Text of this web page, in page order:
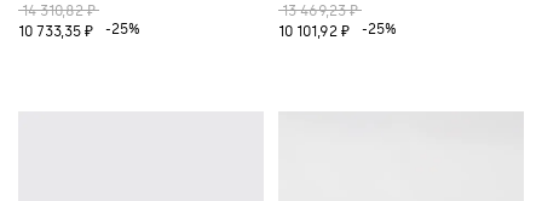
14 310,82 ₽
10 733,35 ₽
-25%
13 469,23 ₽
10 101,92 ₽
-25%